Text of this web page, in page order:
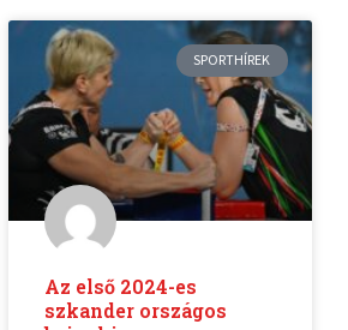
SPORTHÍREK
Az első 2024-es
szkander országos